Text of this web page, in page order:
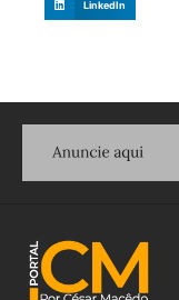
LinkedIn